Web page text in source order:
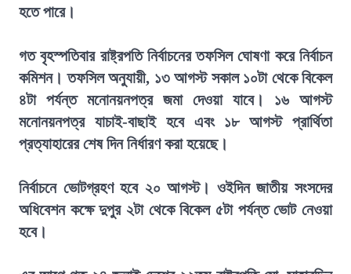
হতে পারে।
গত বৃহস্পতিবার রাষ্ট্রপতি নির্বাচনের তফসিল ঘোষণা করে নির্বাচন
কমিশন। তফসিল অনুযায়ী, ১৩ আগস্ট সকাল ১০টা থেকে বিকেল
৪টা পর্যন্ত মনোনয়নপত্র জমা দেওয়া যাবে। ১৬ আগস্ট
মনোনয়নপত্র যাচাই-বাছাই হবে এবং ১৮ আগস্ট প্রার্থিতা
প্রত্যাহারের শেষ দিন নির্ধারণ করা হয়েছে।
নির্বাচনে ভোটগ্রহণ হবে ২০ আগস্ট। ওইদিন জাতীয় সংসদের
অধিবেশন কক্ষে দুপুর ২টা থেকে বিকেল ৫টা পর্যন্ত ভোট নেওয়া
হবে।